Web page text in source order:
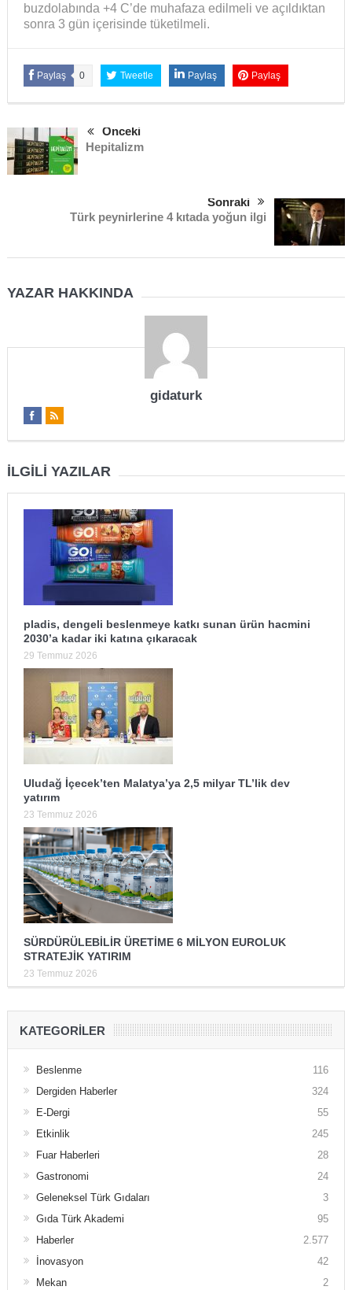
buzdolabında +4 C’de muhafaza edilmeli ve açıldıktan
sonra 3 gün içerisinde tüketilmeli.
Paylaş 0 Tweetle Paylaş Paylaş
Önceki
Hepitalizm
Sonraki
Türk peynirlerine 4 kıtada yoğun ilgi
YAZAR HAKKINDA
gidaturk
İLGILI YAZILAR
pladis, dengeli beslenmeye katkı sunan ürün hacmini
2030’a kadar iki katına çıkaracak
29 Temmuz 2026
Uludağ İçecek’ten Malatya’ya 2,5 milyar TL’lik dev
yatırım
23 Temmuz 2026
SÜRDÜRÜLEBİLİR ÜRETİME 6 MİLYON EUROLUK
STRATEJİK YATIRIM
23 Temmuz 2026
KATEGORILER
Beslenme
116
Dergiden Haberler
324
E-Dergi
55
Etkinlik
245
Fuar Haberleri
28
Gastronomi
24
Geleneksel Türk Gıdaları
3
Gıda Türk Akademi
95
Haberler
2.577
İnovasyon
42
Mekan
2